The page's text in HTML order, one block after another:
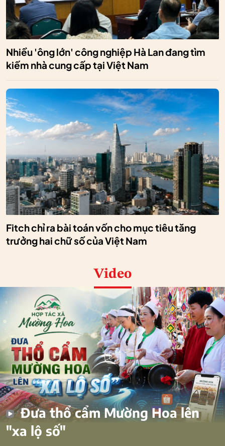
Nhiều 'ông lớn' công nghiệp Hà Lan đang tìm
kiếm nhà cung cấp tại Việt Nam
Fitch chỉ ra bài toán vốn cho mục tiêu tăng
trưởng hai chữ số của Việt Nam
Video
Đưa thổ cẩm Mường Hoa lên
"xa lộ số"